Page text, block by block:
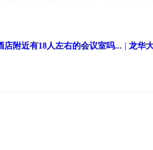
店附近有18人左右的会议室吗... 龙华